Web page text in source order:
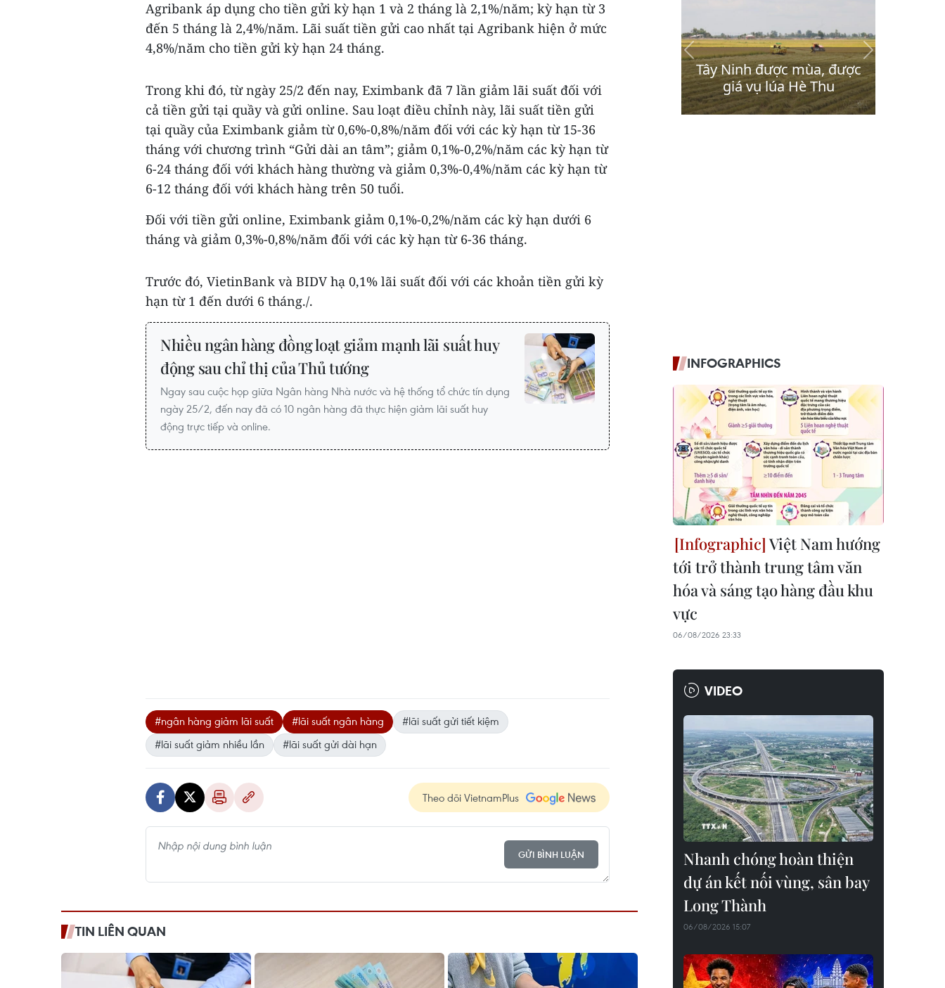
Agribank áp dụng cho tiền gửi kỳ hạn 1 và 2 tháng là 2,1%/năm; kỳ hạn từ 3
đến 5 tháng là 2,4%/năm. Lãi suất tiền gửi cao nhất tại Agribank hiện ở mức
4,8%/năm cho tiền gửi kỳ hạn 24 tháng.
Trong khi đó, từ ngày 25/2 đến nay, Eximbank đã 7 lần giảm lãi suất đối với
cả tiền gửi tại quầy và gửi online. Sau loạt điều chỉnh này, lãi suất tiền gửi
tại quầy của Eximbank giảm từ 0,6%-0,8%/năm đối với các kỳ hạn từ 15-36
tháng với chương trình “Gửi dài an tâm”; giảm 0,1%-0,2%/năm các kỳ hạn từ
6-24 tháng đối với khách hàng thường và giảm 0,3%-0,4%/năm các kỳ hạn từ
6-12 tháng đối với khách hàng trên 50 tuổi.
Đối với tiền gửi online, Eximbank giảm 0,1%-0,2%/năm các kỳ hạn dưới 6
tháng và giảm 0,3%-0,8%/năm đối với các kỳ hạn từ 6-36 tháng.
Trước đó, VietinBank và BIDV hạ 0,1% lãi suất đối với các khoản tiền gửi kỳ
hạn từ 1 đến dưới 6 tháng./.
Nhiều ngân hàng đồng loạt giảm mạnh lãi suất huy
động sau chỉ thị của Thủ tướng
Ngay sau cuộc họp giữa Ngân hàng Nhà nước và hệ thống tổ chức tín dụng
ngày 25/2, đến nay đã có 10 ngân hàng đã thực hiện giảm lãi suất huy
động trực tiếp và online.
#ngân hàng giảm lãi suất #lãi suất ngân hàng
#lãi suất gửi tiết kiệm
#lãi suất giảm nhiều lần
#lãi suất gửi dài hạn
Theo dõi VietnamPlus
GỬI BÌNH LUẬN
TIN LIÊN QUAN
INFOGRAPHICS
Việt Nam hướng
tới trở thành trung tâm văn
hóa và sáng tạo hàng đầu khu
vực
06/08/2026 23:33
VIDEO
Nhanh chóng hoàn thiện
dự án kết nối vùng, sân bay
Long Thành
06/08/2026 15:07